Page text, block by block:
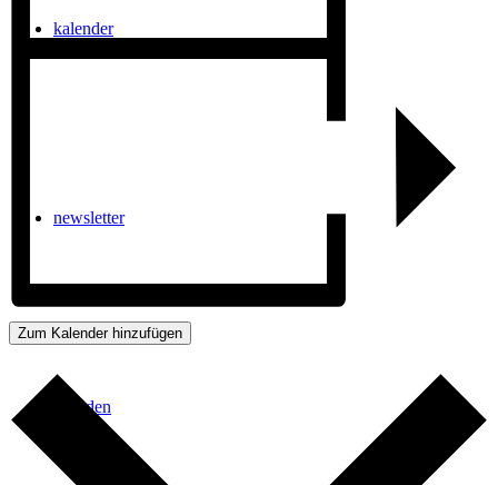
kalender
newsletter
spenden
Zum Kalender hinzufügen